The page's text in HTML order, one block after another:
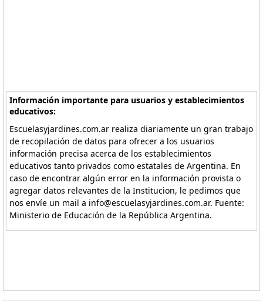
Información importante para usuarios y establecimientos
educativos:
Escuelasyjardines.com.ar realiza diariamente un gran trabajo
de recopilación de datos para ofrecer a los usuarios
información precisa acerca de los establecimientos
educativos tanto privados como estatales de Argentina. En
caso de encontrar algún error en la información provista o
agregar datos relevantes de la Institucion, le pedimos que
nos envíe un mail a info@escuelasyjardines.com.ar. Fuente:
Ministerio de Educación de la República Argentina.